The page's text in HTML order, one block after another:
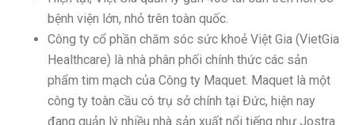
bệnh viện lớn, nhỏ trên toàn quốc.
Công ty cổ phần chăm sóc sức khoẻ Việt Gia (VietGia
Healthcare) là nhà phân phối chính thức các sản
phẩm tim mạch của Công ty Maquet. Maquet là một
công ty toàn cầu có trụ sở chính tại Đức, hiện nay
đang quản lý nhiều nhà sản xuất nổi tiếng như Jostra